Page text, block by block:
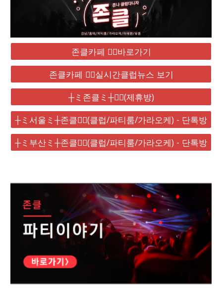
존클카페 ❤️‍🔥바로가기
존클카페 ❤️‍🔥실시간클럽뉴스 보기
┼ミ존클ミ┼❤️‍🔥(제휴방)
┼ミ서울ミ┼존클❤️‍🔥(클럽/파티룸/가라오케) - 단톡방
┼ミ부산ミ┼존클❤️‍🔥(클럽/파티룸/가라오케) - 단톡방